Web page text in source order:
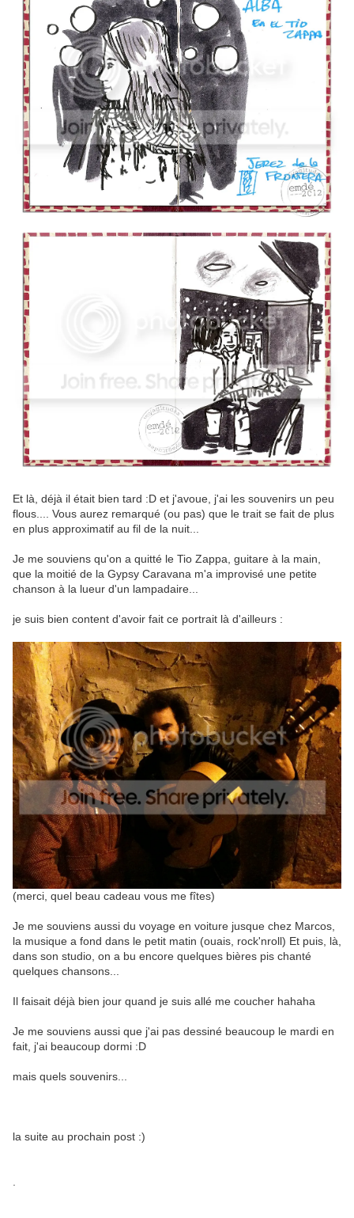
Et là, déjà il était bien tard :D et j'avoue, j'ai les souvenirs un peu
flous.... Vous aurez remarqué (ou pas) que le trait se fait de plus
en plus approximatif au fil de la nuit...
Je me souviens qu'on a quitté le Tio Zappa, guitare à la main,
que la moitié de la Gypsy Caravana m'a improvisé une petite
chanson à la lueur d'un lampadaire...
je suis bien content d'avoir fait ce portrait là d'ailleurs :
(merci, quel beau cadeau vous me fîtes)
Je me souviens aussi du voyage en voiture jusque chez Marcos,
la musique a fond dans le petit matin (ouais, rock'nroll) Et puis, là,
dans son studio, on a bu encore quelques bières pis chanté
quelques chansons...
Il faisait déjà bien jour quand je suis allé me coucher hahaha
Je me souviens aussi que j'ai pas dessiné beaucoup le mardi en
fait, j'ai beaucoup dormi :D
mais quels souvenirs...
la suite au prochain post :)